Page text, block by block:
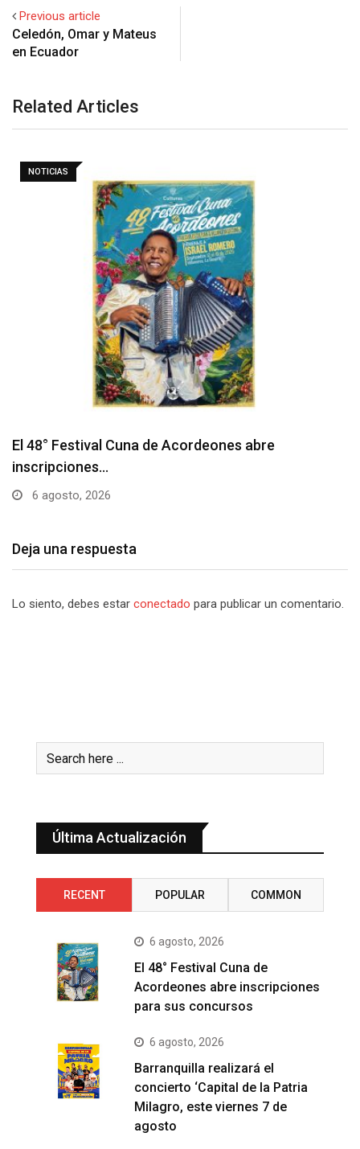
Previous article
Celedón, Omar y Mateus
en Ecuador
Related Articles
NOTICIAS
Barranquilla realizará el concierto ‘Capital de la
Patria…
6 agosto, 2026
Deja una respuesta
Lo siento, debes estar conectado para publicar un comentario.
Última Actualización
RECENT POPULAR COMMON
6 agosto, 2026
El 48° Festival Cuna de
Acordeones abre inscripciones
para sus concursos
6 agosto, 2026
Barranquilla realizará el
concierto ‘Capital de la Patria
Milagro, este viernes 7 de
agosto